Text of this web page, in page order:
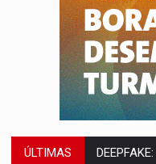
ÚLTIMAS DEEPFAKE: